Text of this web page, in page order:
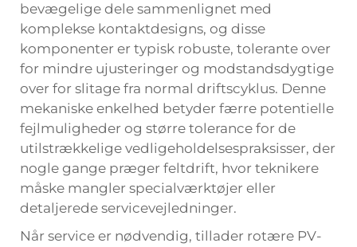
bevægelige dele sammenlignet med
komplekse kontaktdesigns, og disse
komponenter er typisk robuste, tolerante over
for mindre ujusteringer og modstandsdygtige
over for slitage fra normal driftscyklus. Denne
mekaniske enkelhed betyder færre potentielle
fejlmuligheder og større tolerance for de
utilstrækkelige vedligeholdelsespraksisser, der
nogle gange præger feltdrift, hvor teknikere
måske mangler specialværktøjer eller
detaljerede servicevejledninger.
Når service er nødvendig, tillader rotære PV-